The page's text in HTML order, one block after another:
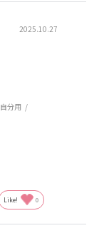
2025.10.27
自分用
Like! 0